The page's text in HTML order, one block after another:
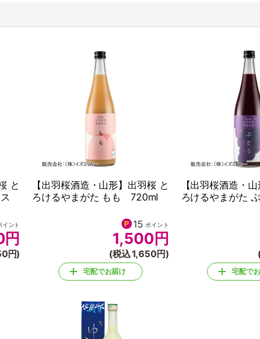
と
ス
イント
円
円)
【出羽桜酒造・山形】出羽桜 と
ろけるやまがた もも 720ml
15 ポイント
1,500 円
(税込 1,650円)
宅配でお届け
【出羽桜酒造・
ろけるやまがた
宅配で